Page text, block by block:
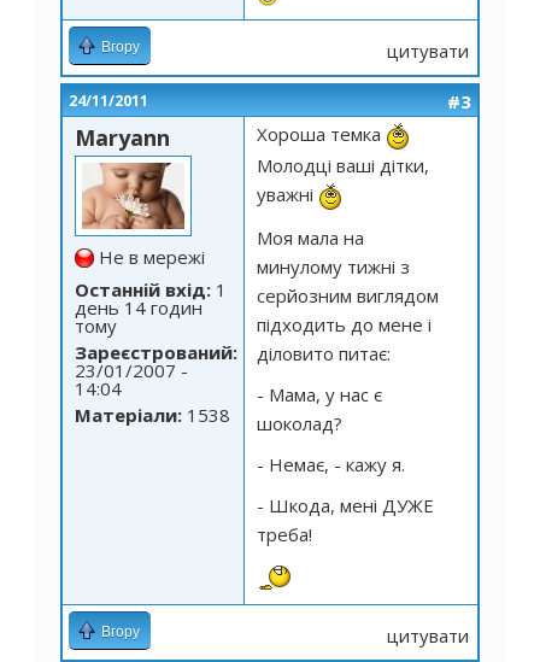
Вгору цитувати
24/11/2011 #3
Maryann
Не в мережі
Останній вхід: 1
день 14 годин
тому
Зареєстрований:
23/01/2007 -
14:04
Матеріали: 1538
Хороша темка
Молодці ваші дітки,
уважні
Моя мала на
минулому тижні з
серйозним виглядом
підходить до мене і
діловито питає:
- Мама, у нас є
шоколад?
- Немає, - кажу я.
- Шкода, мені ДУЖЕ
треба!
Вгору цитувати